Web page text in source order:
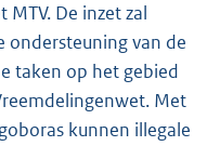
De inzet zal
ondersteuning van de
taken op het gebied
Met
kunnen illegale